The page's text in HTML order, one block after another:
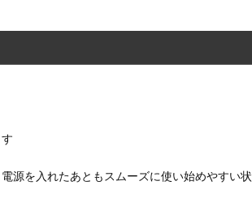
源を入れたあともスムーズに使い始めやすい